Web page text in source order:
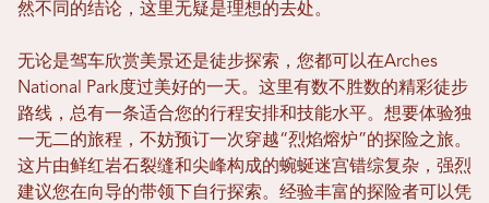
然不同的结论，这里无疑是理想的去处。
无论是驾车欣赏美景还是徒步探索，您都可以在Arches
National Park度过美好的一天。这里有数不胜数的精彩徒步
路线，总有一条适合您的行程安排和技能水平。想要体验独
一无二的旅程，不妨预订一次穿越“烈焰熔炉”的探险之旅。
这片由鲜红岩石裂缝和尖峰构成的蜿蜒迷宫错综复杂，强烈
建议您在向导的带领下自行探索。经验丰富的探险者可以凭